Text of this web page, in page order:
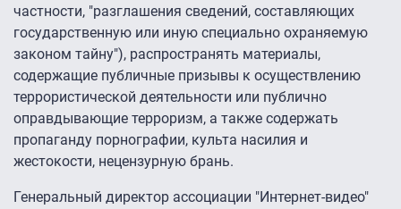
частности, "разглашения сведений, составляющих
государственную или иную специально охраняемую
законом тайну"), распространять материалы,
содержащие публичные призывы к осуществлению
террористической деятельности или публично
оправдывающие терроризм, а также содержать
пропаганду порнографии, культа насилия и
жестокости, нецензурную брань.
Генеральный директор ассоциации "Интернет-видео"